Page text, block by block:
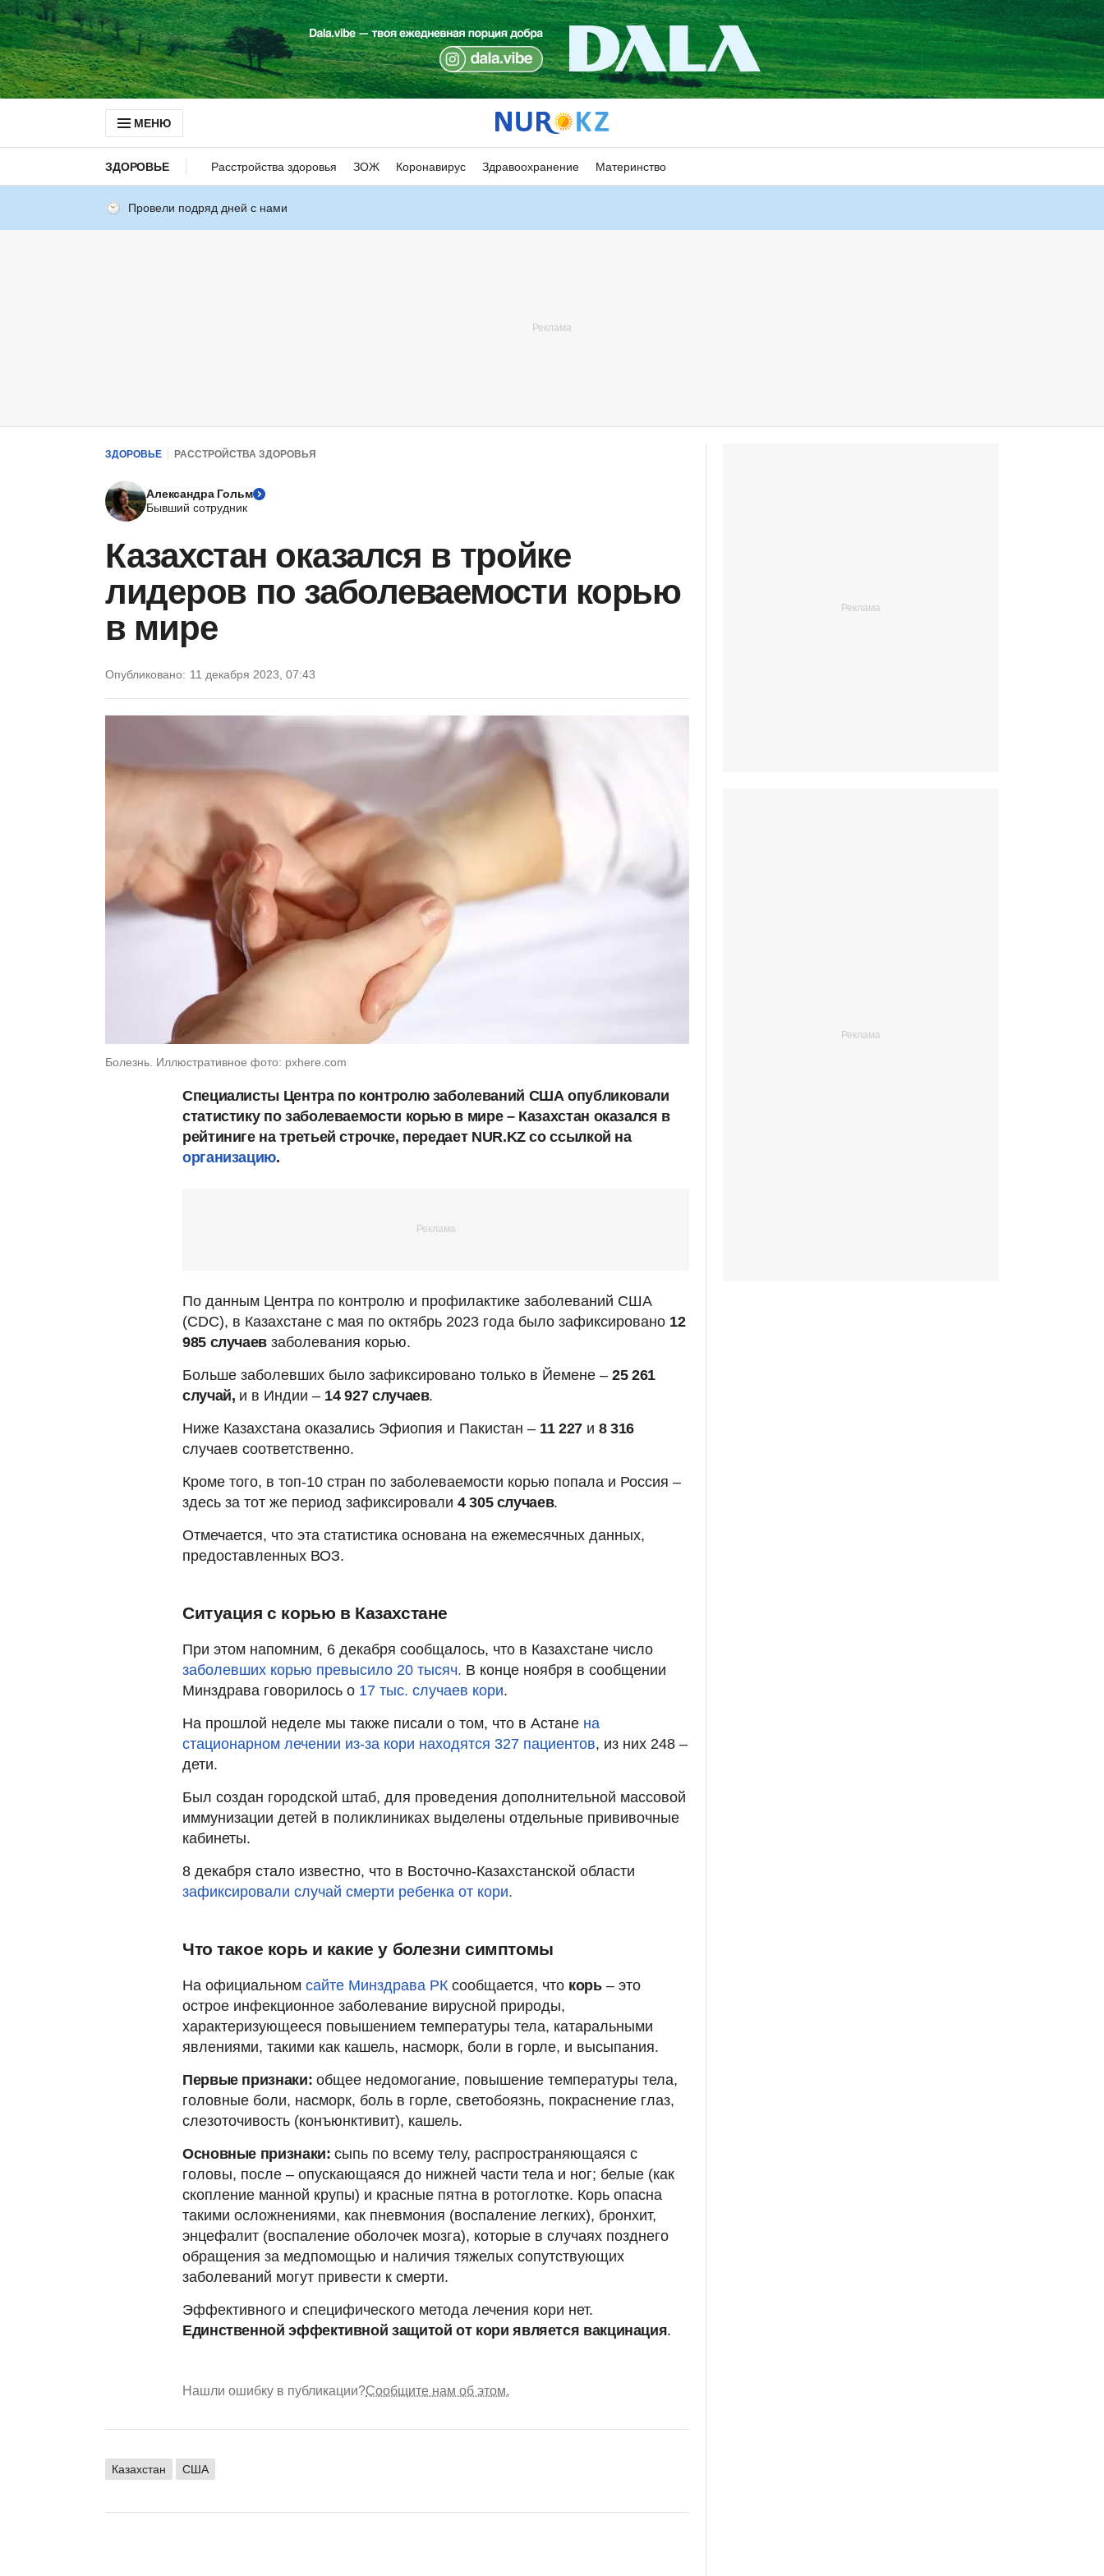
МЕНЮ
ЗДОРОВЬЕ Расстройства здоровья ЗОЖ Коронавирус Здравоохранение Материнство
Провели подряд дней с нами
ЗДОРОВЬЕ РАССТРОЙСТВА ЗДОРОВЬЯ
Александра Гольм
Бывший сотрудник
Казахстан оказался в тройке
лидеров по заболеваемости корью
в мире
Опубликовано: 11 декабря 2023, 07:43
Болезнь. Иллюстративное фото: pxhere.com
Специалисты Центра по контролю заболеваний США опубликовали
статистику по заболеваемости корью в мире – Казахстан оказался в
рейтиниге на третьей строчке, передает NUR.KZ со ссылкой на
организацию.
По данным Центра по контролю и профилактике заболеваний США
(CDC), в Казахстане с мая по октябрь 2023 года было зафиксировано 12
985 случаев заболевания корью.
Больше заболевших было зафиксировано только в Йемене – 25 261
случай, и в Индии – 14 927 случаев.
Ниже Казахстана оказались Эфиопия и Пакистан – 11 227и 8 316
случаев соответственно.
Кроме того, в топ-10 стран по заболеваемости корью попала и Россия –
здесь за тот же период зафиксировали 4 305 случаев.
Отмечается, что эта статистика основана на ежемесячных данных,
предоставленных ВОЗ.
Ситуация с корью в Казахстане
При этом напомним, 6 декабря сообщалось, что в Казахстане число
заболевших корью превысило 20 тысяч. В конце ноября в сообщении
Минздрава говорилось о 17 тыс. случаев кори.
На прошлой неделе мы также писали о том, что в Астане на
стационарном лечении из-за кори находятся 327 пациентов, из них 248 –
дети.
Был создан городской штаб, для проведения дополнительной массовой
иммунизации детей в поликлиниках выделены отдельные прививочные
кабинеты.
8 декабря стало известно, что в Восточно-Казахстанской области
зафиксировали случай смерти ребенка от кори.
Что такое корь и какие у болезни симптомы
На официальном сайте Минздрава РК сообщается, что корь– это
острое инфекционное заболевание вирусной природы,
характеризующееся повышением температуры тела, катаральными
явлениями, такими как кашель, насморк, боли в горле, и высыпания.
Первые признаки: общее недомогание, повышение температуры тела,
головные боли, насморк, боль в горле, светобоязнь, покраснение глаз,
слезоточивость (конъюнктивит), кашель.
Основные признаки:сыпь по всему телу, распространяющаяся с
головы, после – опускающаяся до нижней части тела и ног; белые (как
скопление манной крупы) и красные пятна в ротоглотке. Корь опасна
такими осложнениями, как пневмония (воспаление легких), бронхит,
энцефалит (воспаление оболочек мозга), которые в случаях позднего
обращения за медпомощью и наличия тяжелых сопутствующих
заболеваний могут привести к смерти.
Эффективного и специфического метода лечения кори нет.
Единственной эффективной защитой от кори является вакцинация.
Нашли ошибку в публикации?Сообщите нам об этом.
Казахстан США